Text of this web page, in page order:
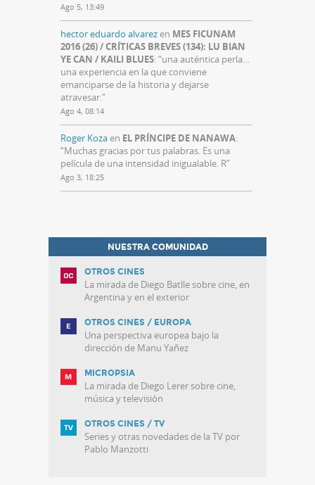
Ago 5, 13:49
hector eduardo alvarezen MES FICUNAM
2016 (26) / CRÍTICAS BREVES (134): LU BIAN
YE CAN / KAILI BLUES: “una auténtica perla…
una experiencia en la que conviene
emanciparse de la historia y dejarse
atravesar.”
Ago 4, 08:14
Roger Kozaen EL PRÍNCIPE DE NANAWA:
“Muchas gracias por tus palabras. Es una
película de una intensidad inigualable. R”
Ago 3, 18:25
NUESTRA COMUNIDAD
OTROS CINES
La mirada de Diego Batlle sobre cine, en
Argentina y en el exterior
OTROS CINES / EUROPA
Una perspectiva europea bajo la
dirección de Manu Yañez
MICROPSIA
La mirada de Diego Lerer sobre cine,
música y televisión
OTROS CINES / TV
Series y otras novedades de la TV por
Pablo Manzotti